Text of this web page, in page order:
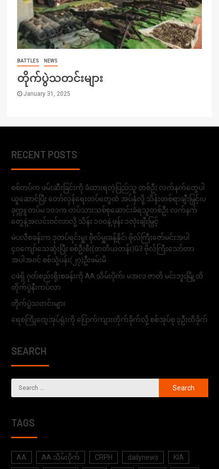
BATTLES NEWS
တိုက်ပွဲသတင်းများ
January 31, 2025
RECENT POSTS
စစ်တပ်က ဖမ်းဆီးခြင်းကို ခံထားရတဲ့ပြည်သူ တစ်ဦး လက်နက်တွေပါ
ယူဆောင်ပြီး တော်လှန်ရေးတပ်တွေထံ အပ်နှံလို့ သိန်းတစ်ရာချီးမြှင့်၊ပ
ခုက္ကူ တပ်မ ၁၀၁က တပ်သားသစ်စုဆောင်းခံရသူတစ်ဦး လက်နက်
တွေနဲ့အလင်းဝင်လာလို့ သိန်း ၁၀၀နဲ့ ဖုန်း ၁လုံးချီးမြှင့်
မဲပလီစခန်းက ဒုတပ်ရင်းမှူး ဗိုလ်မှူးခန့်နိုင်၊ ဗိုလ်ကြီးဇော်မင်းအပါ
၄၀ကျော်သေဆုံးပြီး စစ်ဦးစီး(တတိယတန်း)G3 ဗိုလ်ကြီးသော်တာ
အပါအဝင် စစ်သုံ့ပန်း(၂၇)ဦးဖမ်းမိ
ငဖဲရှိ ဂုတ်စည်းရိုးစခန်းကို AA သိမ်းပိုက်၊ မအလ ဇာတိ မင်းဘူးမြို့ထိ
တိုက်ပွဲနီးကပ်လာ
တိုက်ပွဲသတင်းများ
ရေစကြိုထွေအုပ်ရုံးကို ပြောက်ကျားတိုက်ခိုက်လို့ စစ်အုပ်စု ၃ဦးထိခိုက်
SEARCH
TAGS
AA AA သိမ်းပိုက် CRPH dailynews KIA